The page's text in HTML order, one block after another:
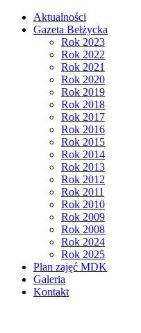
Aktualności
Gazeta Bełżycka
Rok 2023
Rok 2022
Rok 2021
Rok 2020
Rok 2019
Rok 2018
Rok 2017
Rok 2016
Rok 2015
Rok 2014
Rok 2013
Rok 2012
Rok 2011
Rok 2010
Rok 2009
Rok 2008
Rok 2024
Rok 2025
Plan zajęć MDK
Galeria
Kontakt